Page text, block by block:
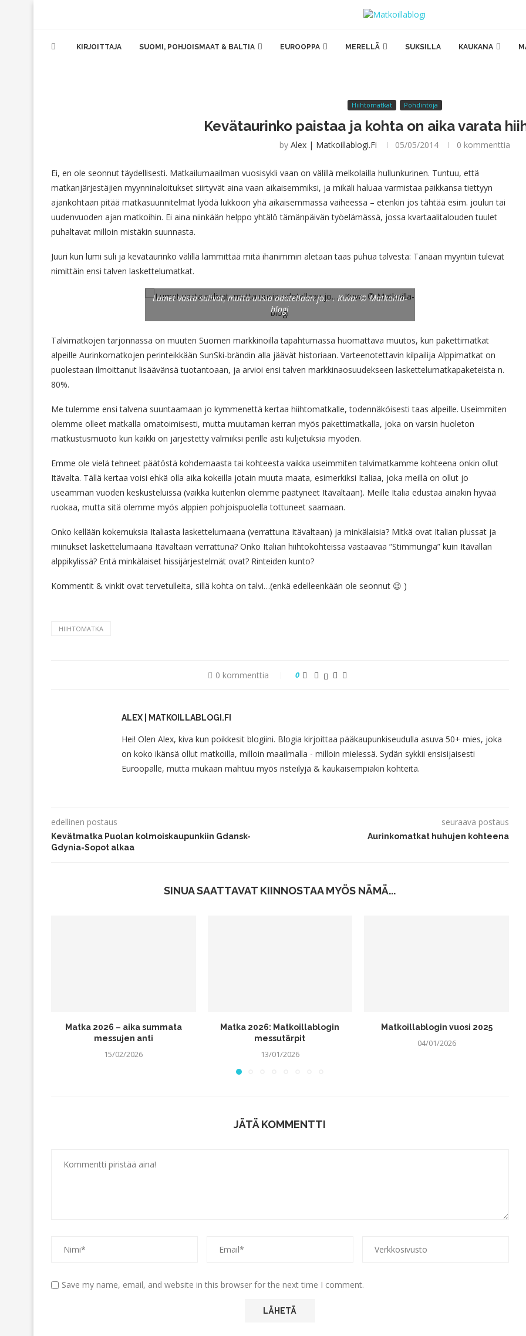
KIRJOITTAJA SUOMI, POHJOISMAAT & BALTIA EUROOPPA MERELLÄ SUKSILLA KAUKANA
Hiihtomatkat Pohdintoja
Kevätaurinko paistaa ja kohta on aika varata
by Alex | Matkoillablogi.fi 05/05/2014 0 kommenttia
Ei, en ole seonnut täydellisesti. Matkailumaailman vuosisykli vaan on välillä melkolailla hullunkurinen. Tuntuu, että
matkanjärjestäjien myynninaloitukset siirtyvät aina vaan aikaisemmiksi, ja mikäli haluaa varmistaa paikkansa tiettyyn
ajankohtaan pitää matkasuunnitelmat lyödä lukkoon yhä aikaisemmassa vaiheessa – etenkin jos tähtää esim. joulun tai
uudenvuoden ajan matkoihin. Ei aina niinkään helppo yhtälö tämänpäivän työelämässä, jossa kvartaalitalouden tuulet
puhaltavat milloin mistäkin suunnasta.
Juuri kun lumi suli ja kevätaurinko välillä lämmittää mitä ihanimmin aletaan taas puhua talvesta: Tänään myyntiin tulevat
nimittäin ensi talven laskettelumatkat.
Lumet vasta sulivat, mutta uusia odotellaan jo… . Kuva: © Matkoilla-
blogi
Talvimatkojen tarjonnassa on muuten Suomen markkinoilla tapahtumassa huomattava muutos, kun pakettimatkat
alpeille Aurinkomatkojen perinteikkään SunSki-brändin alla jäävät historiaan. Varteenotettavin kilpailija Alppimatkat on
puolestaan ilmoittanut lisäävänsä tuotantoaan, ja arvioi ensi talven markkinaosuudekseen laskettelumatkapaketeista n.
80%.
Me tulemme ensi talvena suuntaamaan jo kymmenettä kertaa hiihtomatkalle, todennäköisesti taas alpeille. Useimmiten
olemme olleet matkalla omatoimisesti, mutta muutaman kerran myös pakettimatkalla, joka on varsin huoleton
matkustusmuoto kun kaikki on järjestetty valmiiksi perille asti kuljetuksia myöden.
Emme ole vielä tehneet päätöstä kohdemaasta tai kohteesta vaikka useimmiten talvimatkamme kohteena onkin ollut
Itävalta. Tällä kertaa voisi ehkä olla aika kokeilla jotain muuta maata, esimerkiksi Italiaa, joka meillä on ollut jo
useamman vuoden keskusteluissa (vaikka kuitenkin olemme päätyneet Itävaltaan). Meille Italia edustaa ainakin hyvää
ruokaa, mutta sitä olemme myös alppien pohjoispuolella tottuneet saamaan.
Onko kellään kokemuksia Italiasta laskettelumaana (verrattuna Itävaltaan) ja minkälaisia? Mitkä ovat Italian plussat ja
miinukset laskettelumaana Itävaltaan verrattuna? Onko Italian hiihtokohteissa vastaavaa ”Stimmungia” kuin Itävallan
alppikylissä? Entä minkälaiset hissijärjestelmät ovat? Rinteiden kunto?
Kommentit & vinkit ovat tervetulleita, sillä kohta on talvi…(enkä edelleenkään ole seonnut 😉 )
HIIHTOMATKA
0 kommenttia 0
ALEX | MATKOILLABLOGI.FI
Hei! Olen Alex, kiva kun poikkesit blogiini. Blogia kirjoittaa pääkaupunkiseudulla asuva 50+ mies, joka
on koko ikänsä ollut matkoilla, milloin maailmalla - milloin mielessä. Sydän sykkii ensisijaisesti
Euroopalle, mutta mukaan mahtuu myös risteilyjä & kaukaisempiakin kohteita.
edellinen postaus
Kevätmatka Puolan kolmoiskaupunkiin Gdansk-
Gdynia-Sopot alkaa
seuraava postaus
Aurinkomatkat huhujen kohteena
SINUA SAATTAVAT KIINNOSTAA MYÖS NÄMÄ...
Matka 2026 – aika summata
messujen anti
15/02/2026
Matka 2026: Matkoillablogin
messutärpit
13/01/2026
Matkoillablogin vuosi 2025
04/01/2026
JÄTÄ KOMMENTTI
Save my name, email, and website in this browser for the next time I comment.